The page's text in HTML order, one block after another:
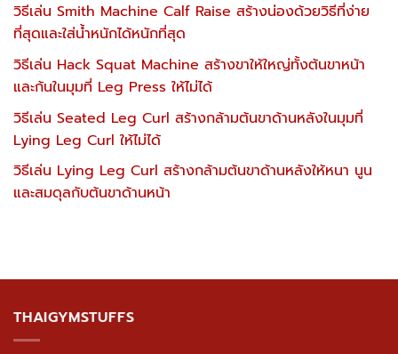
วิธีเล่น Smith Machine Calf Raise สร้างน่องด้วยวิธีที่ง่าย
ที่สุดและใส่น้ำหนักได้หนักที่สุด
วิธีเล่น Hack Squat Machine สร้างขาให้ใหญ่ทั้งต้นขาหน้า
และก้นในมุมที่ Leg Press ให้ไม่ได้
วิธีเล่น Seated Leg Curl สร้างกล้ามต้นขาด้านหลังในมุมที่
Lying Leg Curl ให้ไม่ได้
วิธีเล่น Lying Leg Curl สร้างกล้ามต้นขาด้านหลังให้หนา นูน
และสมดุลกับต้นขาด้านหน้า
THAIGYMSTUFFS